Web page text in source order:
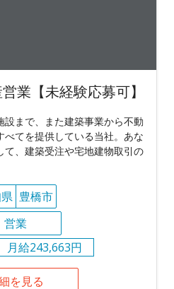
業【未経験応募可】
まで、また建築事業から不動
べてを提供している当社。あな
て、建築受注や宅地建物取引の
豊橋市
営業
月給243,663円
を見る